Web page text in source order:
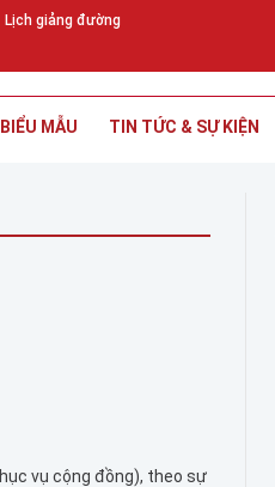
Lịch giảng đường
MẪU TIN TỨC & SỰ KIỆN
vụ cộng đồng), theo sự